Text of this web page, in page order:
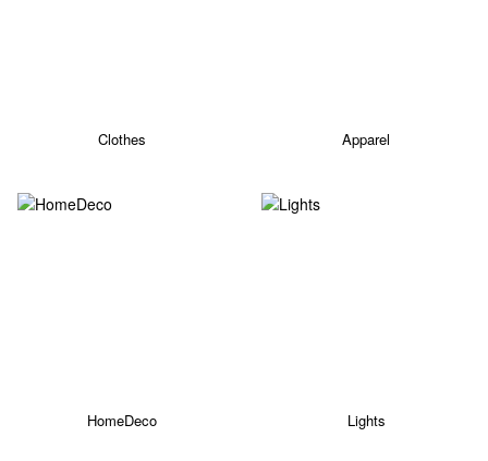
Clothes Apparel
HomeDeco Lights